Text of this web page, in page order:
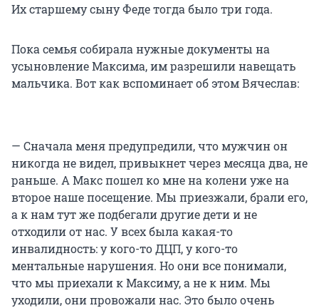
Их старшему сыну Феде тогда было три года.
Пока семья собирала нужные документы на
усыновление Максима, им разрешили навещать
мальчика. Вот как вспоминает об этом Вячеслав:
— Сначала меня предупредили, что мужчин он
никогда не видел, привыкнет через месяца два, не
раньше. А Макс пошел ко мне на колени уже на
второе наше посещение. Мы приезжали, брали его,
а к нам тут же подбегали другие дети и не
отходили от нас. У всех была какая-то
инвалидность: у кого-то ДЦП, у кого-то
ментальные нарушения. Но они все понимали,
что мы приехали к Максиму, а не к ним. Мы
уходили, они провожали нас. Это было очень